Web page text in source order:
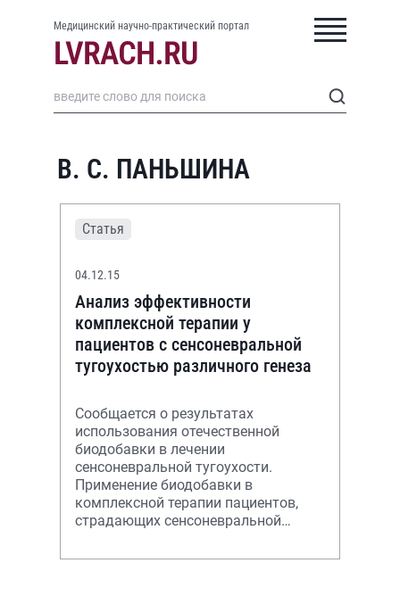
Медицинский научно-практический портал
В. С. ПАНЬШИНА
Статья
04.12.15
Анализ эффективности
комплексной терапии у
пациентов с сенсоневральной
тугоухостью различного генеза
Сообщается о результатах
использования отечественной
биодобавки в лечении
сенсоневральной тугоухости.
Применение биодобавки в
комплексной терапии пациентов,
страдающих сенсоневральной
снижает частоту характерных для